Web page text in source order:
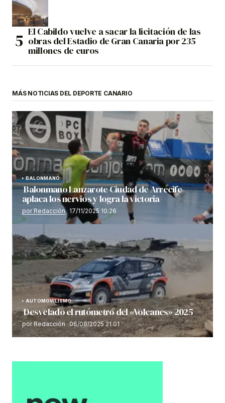
El Cabildo vuelve a sacar la licitación de las
obras del Estadio de Gran Canaria por 235
millones de euros
MÁS NOTICIAS DEL DEPORTE CANARIO
BALONMANO
Balonmano Lanzarote Ciudad de Arrecife
aplaca los nervios y logra la victoria
por Redacción 17/11/2025 10:26
AUTOMOVILISMO
Desvelado el rutómetro del «Volcanes» 2025
por Redacción 06/08/2025 21:01